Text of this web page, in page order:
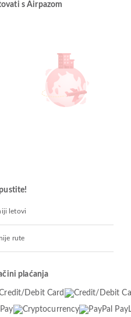
s Airpazom
letovi
rute
plaćanja